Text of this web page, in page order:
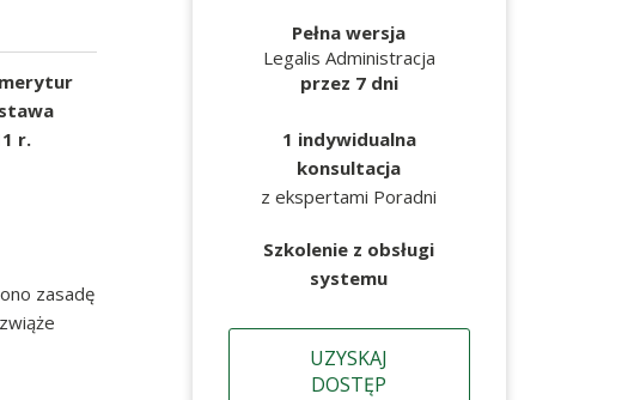
r.
zasadę
Pełna wersja
Legalis Administracja
przez 7 dni
1 indywidualna
konsultacja
z ekspertami Poradni
Szkolenie z obsługi
systemu
UZYSKAJ
DOSTĘP